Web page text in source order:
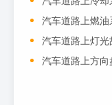
汽车道路上燃油
汽车道路上灯光
汽车道路上方向